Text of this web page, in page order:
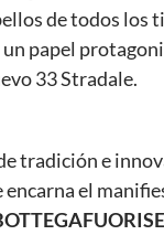
de todos los
papel
33 Stradale.
tradición e
encarna el